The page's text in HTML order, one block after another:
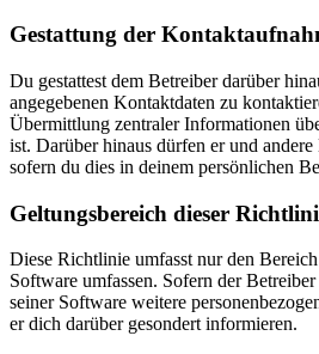
Gestattung der
Du gestattest dem Betreiber darüber
angegebenen Kontaktdaten zu
Übermittlung zentraler Informationen
ist. Darüber hinaus dürfen er und
sofern du dies in deinem persönlichen
Geltungsbereich dieser
Diese Richtlinie umfasst nur den
Software umfassen. Sofern der
seiner Software weitere
er dich darüber gesondert informieren.